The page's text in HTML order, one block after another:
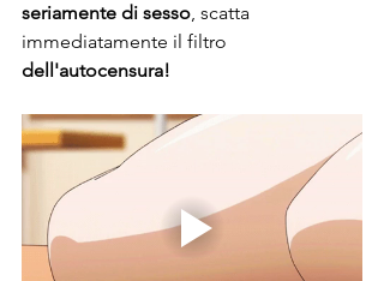
seriamente di sesso, scatta
immediatamente il filtro
dell'autocensura!